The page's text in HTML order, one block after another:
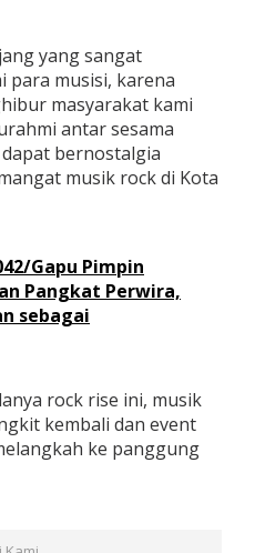
yang sangat
para musisi, karena
masyarakat kami
antar sesama
bernostalgia
musik rock di Kota
Gapu Pimpin
Pangkat Perwira,
sebagai
rock rise ini, musik
kembali dan event
ke panggung